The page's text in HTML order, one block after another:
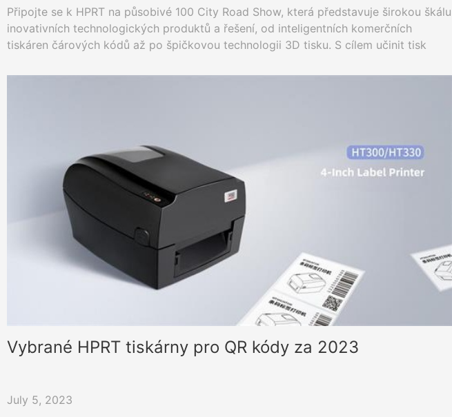
Připojte se k HPRT na působivé 100 City Road Show, která představuje širokou škálu
inovativních technologických produktů a řešení, od inteligentních komerčních
tiskáren čárových kódů až po špičkovou technologii 3D tisku. S cílem učinit tisk
v průmyslových odvětvích, jedno město po druhém.
Vybrané HPRT tiskárny pro QR kódy za 2023
July 5, 2023